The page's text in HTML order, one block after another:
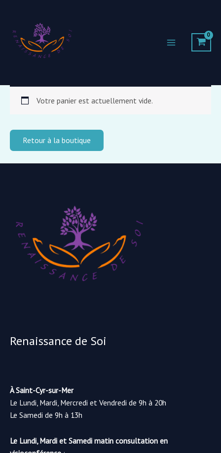
contenu
Votre panier est actuellement vide.
Retour à la boutique
Renaissance de Soi
À Saint-Cyr-sur-Mer
Le Lundi, Mardi, Mercredi et Vendredi de 9h à 20h
Le Samedi de 9h à 13h
Le Lundi, Mardi et Samedi matin consultation en